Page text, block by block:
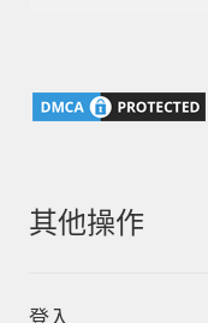
字:
其他操作